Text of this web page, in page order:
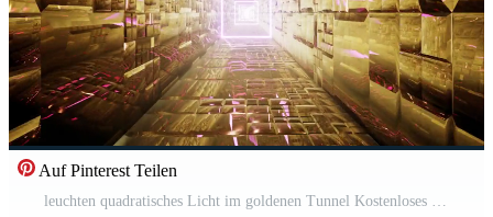
Auf Pinterest Teilen
leuchten quadratisches Licht im goldenen Tunnel Kostenloses Video